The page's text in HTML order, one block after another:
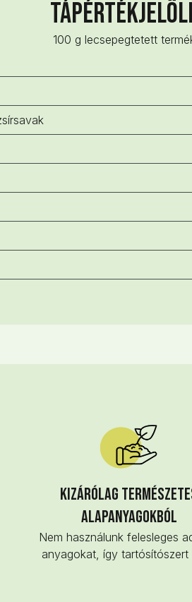
100 g lecsepegtetett
Kizárólag
alapanyagokból
Nem használunk felesleges
anyagokat, így tartósítószert